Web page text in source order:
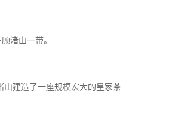
渚山一带。
建造了一座规模宏大的皇家茶